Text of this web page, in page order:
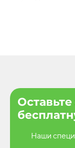
Оставьте
Наши